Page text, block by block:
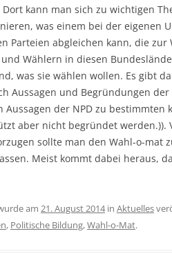
Dort kann man sich zu wichtigen
was einem bei der eigenen
Parteien abgleichen kann, die
Wählern in diesen
was sie wählen wollen. Es gibt
Aussagen und Begründungen
Aussagen der NPD zu
aber nicht begründet werden.)).
sollte man den Wahl-o-mat
Meist kommt dabei heraus,
am 21. August 2014in Aktuelles
, Politische Bildung,Wahl-o-Mat.